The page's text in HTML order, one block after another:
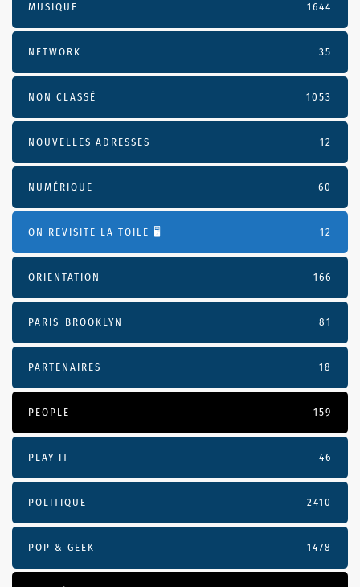
MUSIQUE 1644
NETWORK 35
NON CLASSÉ 1053
NOUVELLES ADRESSES 12
NUMÉRIQUE 60
ON REVISITE LA TOILE 🖥️ 12
ORIENTATION 166
PARIS-BROOKLYN 81
PARTENAIRES 18
PEOPLE 159
PLAY IT 46
POLITIQUE 2410
POP & GEEK 1478